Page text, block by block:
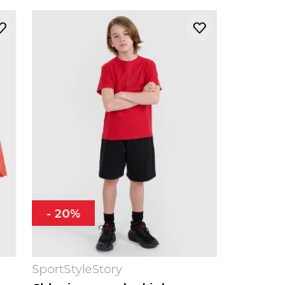
SportStyleStory
- 20%